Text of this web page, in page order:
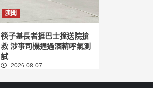
澳聞
筷子基長者捱巴士撞送院搶
救 涉事司機通過酒精呼氣測
試
2026-08-07